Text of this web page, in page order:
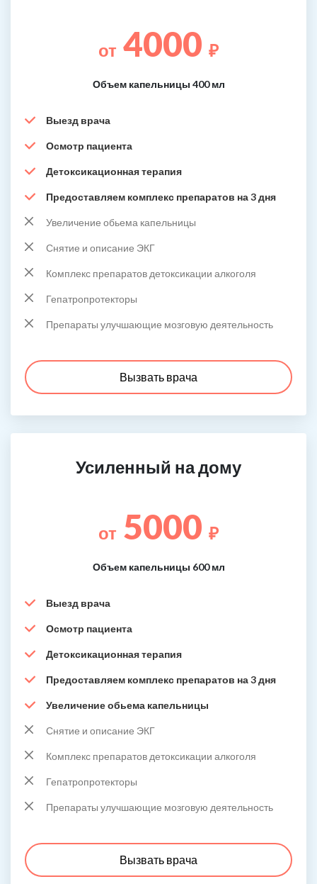
от 4000 ₽
Объем капельницы 400 мл
Выезд врача
Осмотр пациента
Детоксикационная терапия
Предоставляем комплекс препаратов на 3 дня
Увеличение обьема капельницы
Снятие и описание ЭКГ
Комплекс препаратов детоксикации алкоголя
Гепатропротекторы
Препараты улучшающие мозговую деятельность
Вызвать врача
Усиленный на дому
от 5000 ₽
Объем капельницы 600 мл
Выезд врача
Осмотр пациента
Детоксикационная терапия
Предоставляем комплекс препаратов на 3 дня
Увеличение обьема капельницы
Снятие и описание ЭКГ
Комплекс препаратов детоксикации алкоголя
Гепатропротекторы
Препараты улучшающие мозговую деятельность
Вызвать врача